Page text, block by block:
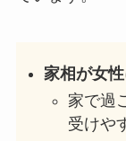
家相が女
家で過
受けや